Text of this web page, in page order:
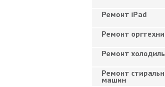
Ремонт iPad
Ремонт
Ремонт
Ремонт
машин